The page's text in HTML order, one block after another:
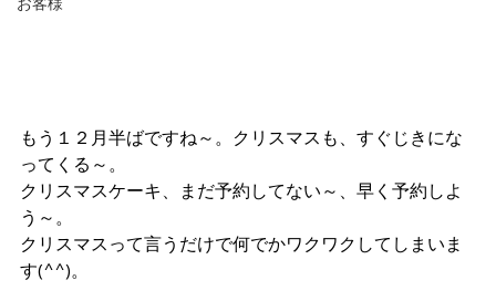
もう１２月半ばですね～。クリスマスも、すぐじきにな
ってくる～。
クリスマスケーキ、まだ予約してない～、早く予約しよ
う～。
クリスマスって言うだけで何でかワクワクしてしまいま
す(^^)。